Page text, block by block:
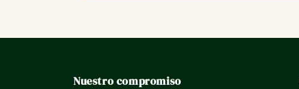
Nuestro compromiso